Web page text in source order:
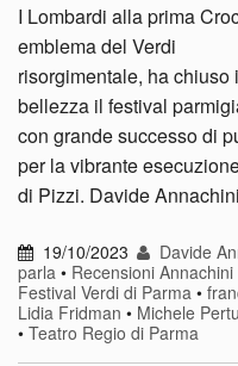
I Lombardi alla prima
emblema del Verdi
risorgimentale, ha chiuso
bellezza il festival
con grande successo di
per la vibrante
di Pizzi. Davide
19/10/2023 Davide
parla • Recensioni Annachini
Festival Verdi di Parma •
Lidia Fridman • Michele
• Teatro Regio di Parma